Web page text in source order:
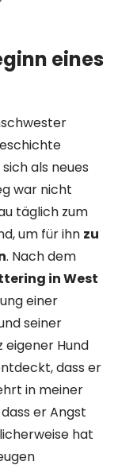
eines
als neues
war nicht
täglich zum
um für ihn zu
. Nach dem
in West
einer
seiner
eigener Hund
dass er
in meiner
er Angst
hat